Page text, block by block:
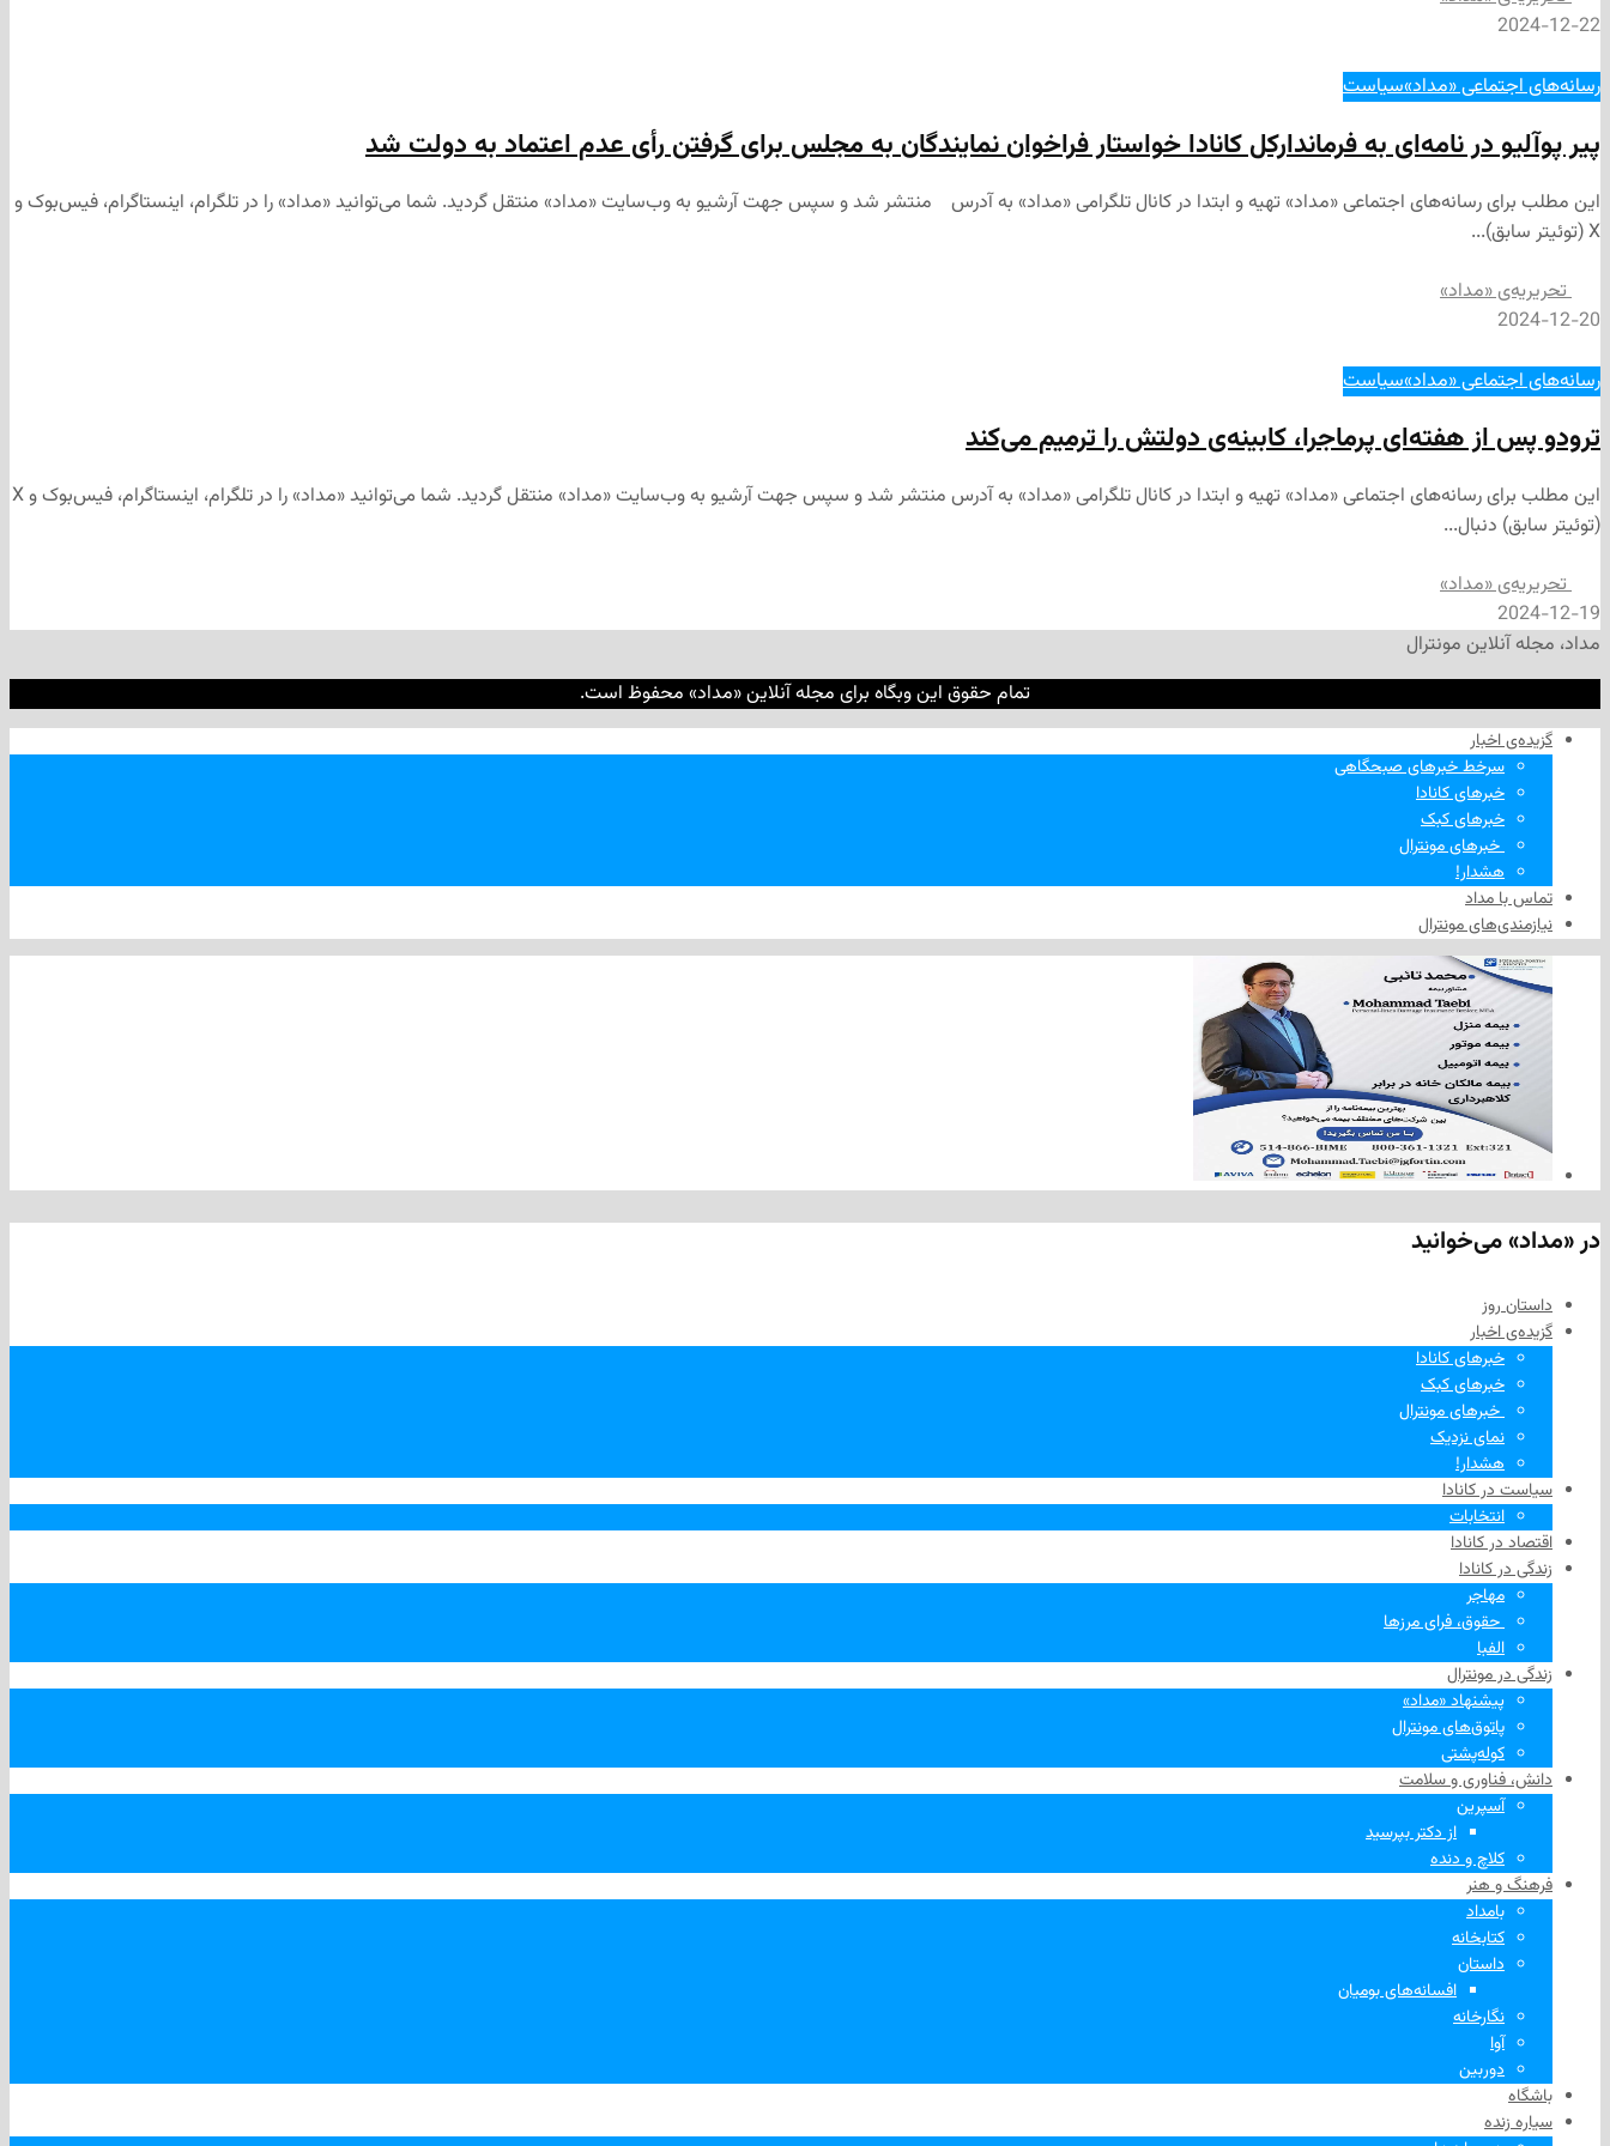
2024-12-22
رسانه‌های اجتماعی «مداد»سیاست
پیر پوآلیو در نامه‌ای به فرماندارکل کانادا خواستار فراخوان نمایندگان به مجلس برای گرفتن رأی عدم اعتماد به دولت شد
این مطلب برای رسانه‌های اجتماعی «مداد» تهیه و ابتدا در کانال تلگرامی «مداد» به آدرس منتشر شد و سپس جهت آرشیو به وب‌سایت «مداد» منتقل گردید. شما می‌توانید «مداد» را در تلگرام، اینستاگرام، فیس‌بوک و
X (توئیتر سابق)...
تحریریه‌ی «مداد»
2024-12-20
رسانه‌های اجتماعی «مداد»سیاست
ترودو پس از هفته‌ای پرماجرا، کابینه‌ی دولتش را ترمیم می‌کند
این مطلب برای رسانه‌های اجتماعی «مداد» تهیه و ابتدا در کانال تلگرامی «مداد» به آدرس منتشر شد و سپس جهت آرشیو به وب‌سایت «مداد» منتقل گردید. شما می‌توانید «مداد» را در تلگرام، اینستاگرام، فیس‌بوک و X
(توئیتر سابق) دنبال...
تحریریه‌ی «مداد»
2024-12-19
مداد، مجله آنلاین مونترال
تمام حقوق این وبگاه برای مجله آنلاین «مداد» محفوظ است.
گزیده‌ی‌ اخبار
سرخط خبرهای صبحگاهی
خبرهای کانادا
خبرهای کبک
‌ خبرهای مونترال
هشدار!
تماس با مداد
نیازمندی‌های مونترال
در «مداد» می‌خوانید
داستان روز
گزیده‌ی‌ اخبار
خبرهای کانادا
خبرهای کبک
‌ خبرهای مونترال
نمای نزدیک
هشدار!
سیاست در کانادا
انتخابات
اقتصاد در کانادا
زندگی در کانادا
مهاجر
‌ حقوق، فرای مرزها
الفبا
زندگی در مونترال
پیشنهاد «مداد»
پاتوق‌های مونترال
کوله‌پشتی
دانش، فناوری و سلامت
آسپرین
از دکتر بپرسید
کلاچ و دنده
فرهنگ و هنر
بامداد
کتابخانه
داستان
افسانه‌های بومیان
نگارخانه
آوا
دوربین
باشگاه
سیاره زنده